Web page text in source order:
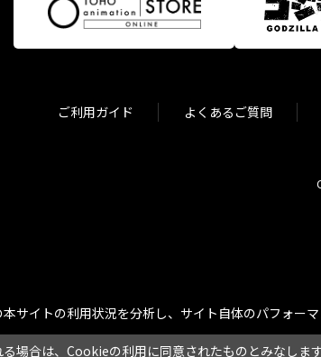
ご利用ガイド よくあるご質問
サイトの利用状況を分析し、サイト自体のパフォ
場合は、Cookieの利用に同意されたものとみなします